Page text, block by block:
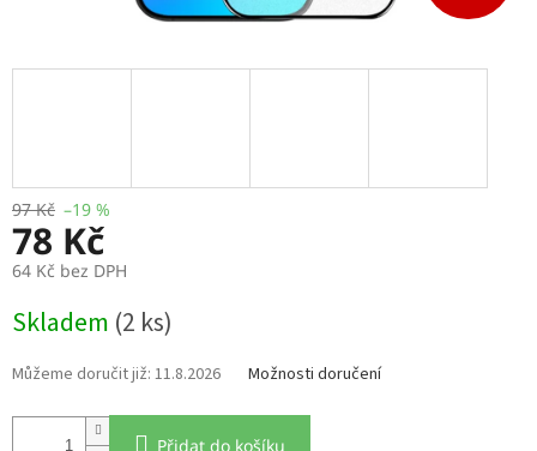
97 Kč –19 %
78 Kč
64 Kč bez DPH
cena:
Skladem (2 ks)
11.8.2026 Možnosti doručení
Přidat do košíku